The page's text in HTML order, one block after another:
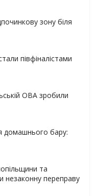
зону біля
півфіналістами
ОВА зробили
домашнього бару:
та
незаконну переправу